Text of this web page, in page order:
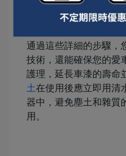
換乾淨面繼續使用。
通過這些詳細的步驟，
技術，還能確保您的愛
護理，延長車漆的壽命
土在使用後應立即用清
器中，避免塵土和雜質
用。